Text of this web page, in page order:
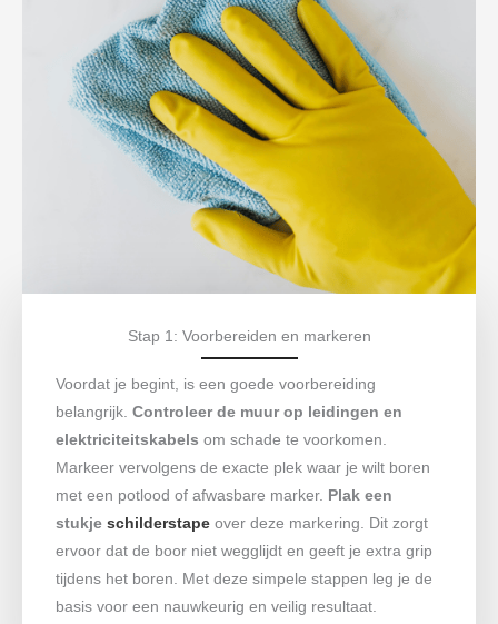
Stap 1: Voorbereiden en markeren
Voordat je begint, is een goede voorbereiding
belangrijk. Controleer de muur op leidingen en
elektriciteitskabels om schade te voorkomen.
Markeer vervolgens de exacte plek waar je wilt boren
met een potlood of afwasbare marker. Plak een
stukje schilderstape over deze markering. Dit zorgt
ervoor dat de boor niet wegglijdt en geeft je extra grip
tijdens het boren. Met deze simpele stappen leg je de
basis voor een nauwkeurig en veilig resultaat.